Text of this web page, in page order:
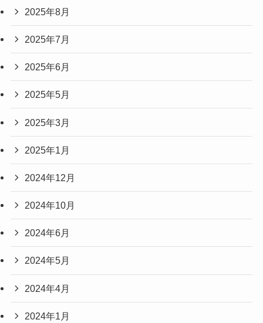
2025年8月
2025年7月
2025年6月
2025年5月
2025年3月
2025年1月
2024年12月
2024年10月
2024年6月
2024年5月
2024年4月
2024年1月